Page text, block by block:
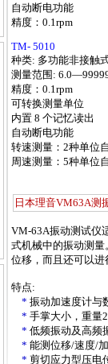
自动断电功能
精度：0.1rpm
TM- 5010
种类: 多功能非接触
测量范围:
精度：0.1rpm
可转换测量单位
内置 8 个记忆读出
自动断电功能
转速测量：2种单位
周速测量：5种单位
日本理音VM63A测
VM-63A振动测试仪
式机械中的振动测
位移，而且还可以
特点:
* 振动加速度计与
* 手掌大小，重量
* 低频振动及高频
* 能测位移/速度/
* 剪切应力型压电